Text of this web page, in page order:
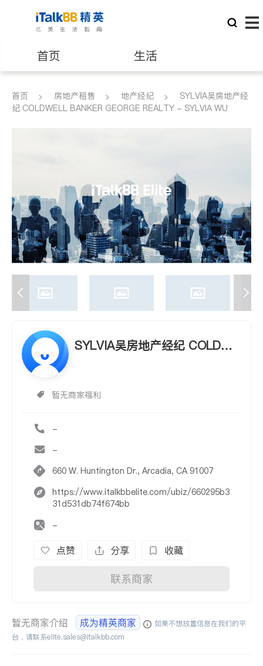
首页 生活
医生 律师
养老 非盈利组织
首页 房地产租售 地产经纪
SYLVIA吴房地产经
纪 COLDWELL BANKER GEORGE REALTY - SYLVIA WU
SYLVIA吴房地产经纪 COLDWE
暂无商家福利
-
-
660 W. Huntington Dr., Arcadia, CA 91007
https://www.italkbbelite.com/ubiz/660295b3
31d531db74f674bb
-
点赞 分享 收藏
联系商家
暂无商家介绍 成为精英商家
如果不想放置信息在我们的平
台，请联系elite.sales@italkbb.com